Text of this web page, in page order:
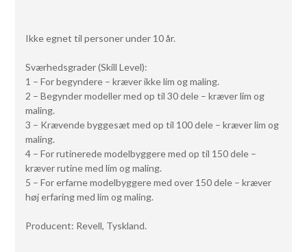
Ikke egnet til personer under 10 år.
Sværhedsgrader (Skill Level):
1 – For begyndere – kræver ikke lim og maling.
2 – Begynder modeller med op til 30 dele – kræver lim og
maling.
3 – Krævende byggesæt med op til 100 dele – kræver lim og
maling.
4 – For rutinerede modelbyggere med op til 150 dele –
kræver rutine med lim og maling.
5 – For erfarne modelbyggere med over 150 dele – kræver
høj erfaring med lim og maling.
Producent: Revell, Tyskland.